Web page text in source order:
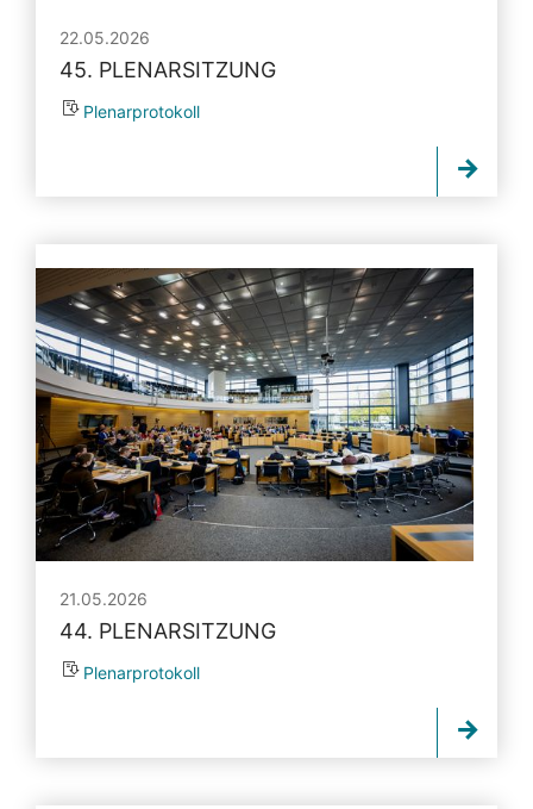
22.05.2026
45. PLENARSITZUNG
Plenarprotokoll
21.05.2026
44. PLENARSITZUNG
Plenarprotokoll